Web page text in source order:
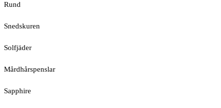
Rund
Snedskuren
Solfjäder
Mårdhårspenslar
Sapphire